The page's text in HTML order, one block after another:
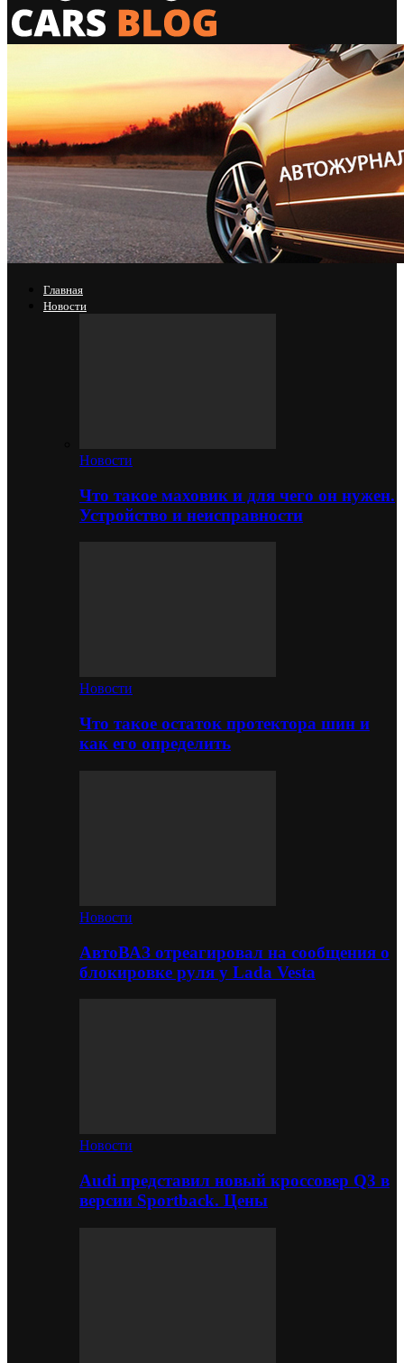
Главная
Новости
Новости
Что такое маховик и для чего он нужен.
Устройство и неисправности
Новости
Что такое остаток протектора шин и
как его определить
Новости
АвтоВАЗ отреагировал на сообщения о
блокировке руля у Lada Vesta
Новости
Audi представил новый кроссовер Q3 в
версии Sportback. Цены